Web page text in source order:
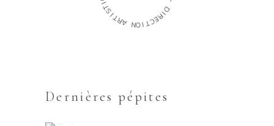
-
D
I
R
E
C
T
I
O
N
A
R
T
I
S
T
I
Dernières pépites